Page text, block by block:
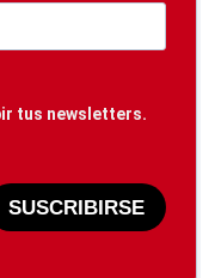
tus newsletters.
SUSCRIBIRSE